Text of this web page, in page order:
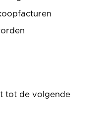
tot de volgende